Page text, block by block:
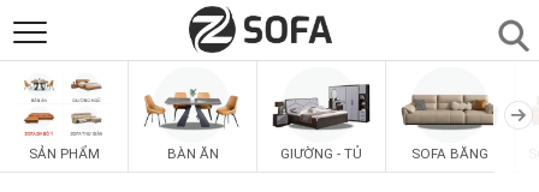
SẢN PHẨM
SOFAS
SẢN PHẨM BÀN ĂN GIƯỜNG - TỦ SOFA BĂNG